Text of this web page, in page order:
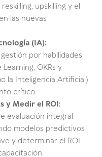
upskilling y el
las nuevas
(IA):
por habilidades
OKRs y
la Inteligencia Artificial)
crítico.
y Medir el ROI:
evaluación integral
modelos predictivos
y determinar el ROI